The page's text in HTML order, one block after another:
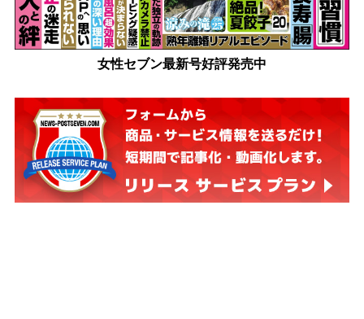
女性セブン最新号好評発売中